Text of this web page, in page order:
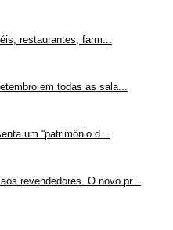
restaurantes, farm...
em todas as sala...
um “patrimônio d...
revendedores. O novo pr...